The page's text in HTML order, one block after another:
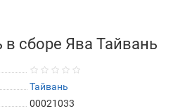
в сборе Ява Тайвань
Тайвань
00021033